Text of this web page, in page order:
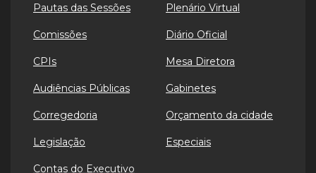
Pautas das Sessões
Comissões
CPIs
Audiências Públicas
Corregedoria
Legislação
Contas do Executivo
Plenário Virtual
Diário Oficial
Mesa Diretora
Gabinetes
Orçamento da cidade
Especiais